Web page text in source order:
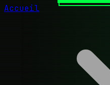
Accueil